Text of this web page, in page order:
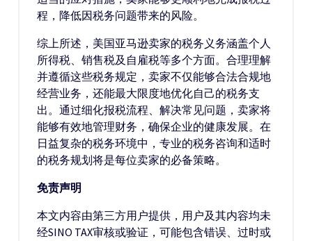
程，降低因税务问题带来的风险。
综上所述，美国亚马逊卖家的税务义务涵盖个人
所得税、销售税及自雇税等多个方面。合理理解
并遵循这些税务规定，卖家不仅能够合法合规地
经营业务，还能最大限度地优化自己的税务支
出。通过细化报税流程、解决常见问题，卖家将
能够有效地管理财务，确保企业的健康发展。在
日益复杂的税务环境中，专业的税务咨询和适时
的税务规划将是每位卖家的必备策略。
免责声明
本文内容由第三方用户提供，用户及其内容均未
经SINO TAX审核或验证，可能包含错误、过时或